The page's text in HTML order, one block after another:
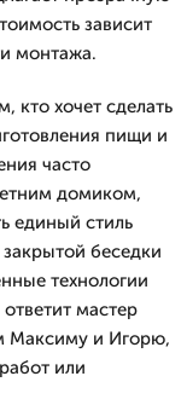
зависит
монтажа.
кто хочет сделать
пищи и
часто
домиком,
единый стиль
беседки
технологии
мастер
Максиму и Игорю,
или